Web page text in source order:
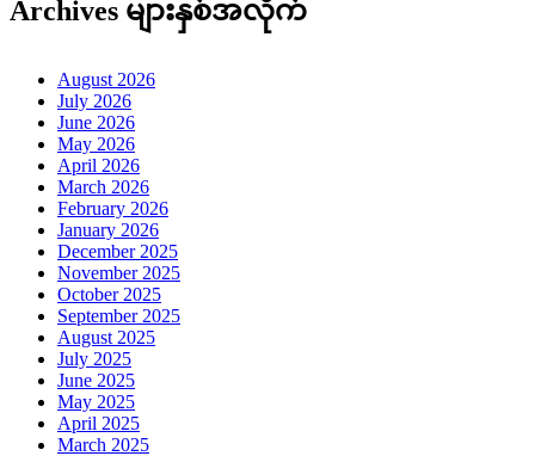
Archives များနှစ်အလိုက်
August 2026
July 2026
June 2026
May 2026
April 2026
March 2026
February 2026
January 2026
December 2025
November 2025
October 2025
September 2025
August 2025
July 2025
June 2025
May 2025
April 2025
March 2025